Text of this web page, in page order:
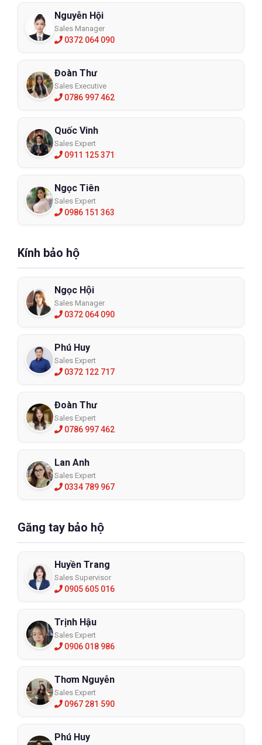
Nguyễn Hội
Sales Manager
0372 064 090
Đoàn Thư
Sales Executive
0786 997 462
Quốc Vinh
Sales Expert
0911 125 371
Ngọc Tiên
Sales Expert
0986 151 363
Kính bảo hộ
Ngọc Hội
Sales Manager
0372 064 090
Phú Huy
Sales Expert
0372 122 717
Đoàn Thư
Sales Expert
0786 997 462
Lan Anh
Sales Expert
0334 789 967
Găng tay bảo hộ
Huyền Trang
Sales Supervisor
0905 605 016
Trịnh Hậu
Sales Expert
0906 018 986
Thơm Nguyễn
Sales Expert
0967 281 590
Phú Huy